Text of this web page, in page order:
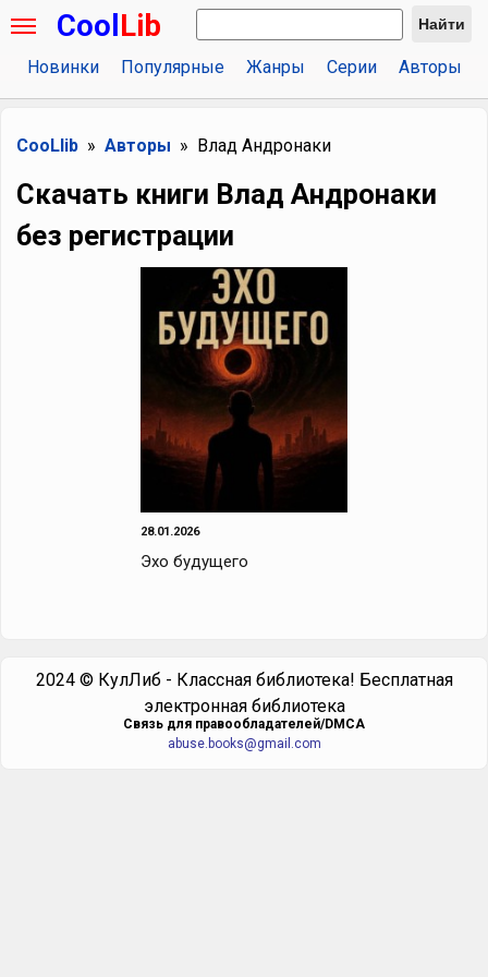
Cool Lib Найти
Новинки Популярные Жанры Серии Авторы
CooLlib Авторы Влад Андронаки
Скачать книги Влад Андронаки
без регистрации
28.01.2026
Эхо будущего
2024 © КулЛиб - Классная библиотека! Бесплатная
электронная библиотека
Cвязь для правообладателей/DMCA
abuse.books@gmail.com